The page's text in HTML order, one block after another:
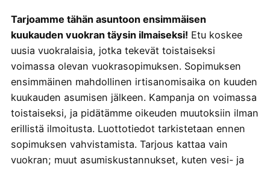
Tarjoamme tähän asuntoon ensimmäisen
kuukauden vuokran täysin ilmaiseksi! Etu koskee
uusia vuokralaisia, jotka tekevät toistaiseksi
voimassa olevan vuokrasopimuksen. Sopimuksen
ensimmäinen mahdollinen irtisanomisaika on kuuden
kuukauden asumisen jälkeen. Kampanja on voimassa
toistaiseksi, ja pidätämme oikeuden muutoksiin ilman
erillistä ilmoitusta. Luottotiedot tarkistetaan ennen
sopimuksen vahvistamista. Tarjous kattaa vain
vuokran; muut asumiskustannukset, kuten vesi- ja